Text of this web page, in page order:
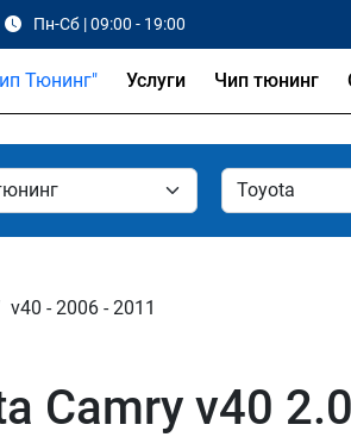
Пн-Сб | 09:00 - 19:00
Услуги Чип тюнинг
v40 - 2006 - 2011
Camry v40